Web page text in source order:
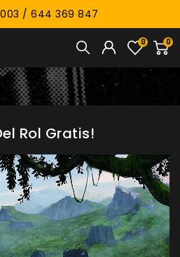
003 / 644 369 847
0
0
Rol Gratis!